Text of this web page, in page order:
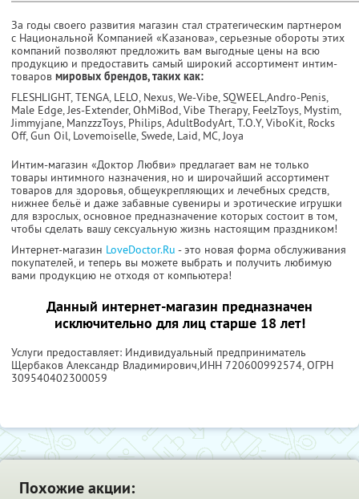
За годы своего развития магазин стал стратегическим партнером
с Национальной Компанией «Казанова», серьезные обороты этих
компаний позволяют предложить вам выгодные цены на всю
продукцию и предоставить самый широкий ассортимент интим-
товаров мировых брендов, таких как:
FLESHLIGHT, TENGA, LELO, Nexus, We-Vibe, SQWEEL,Andro-Penis,
Male Edge, Jes-Extender, OhMiBod, Vibe Therapy, FeelzToys, Mystim,
Jimmyjane, ManzzzToys, Philips, AdultBodyArt, T.O.Y, ViboKit, Rocks
Off, Gun Oil, Lovemoiselle, Swede, Laid, MC, Joya
Интим-магазин «Доктор Любви» предлагает вам не только
товары интимного назначения, но и широчайший ассортимент
товаров для здоровья, общеукрепляющих и лечебных средств,
нижнее бельё и даже забавные сувениры и эротические игрушки
для взрослых, основное предназначение которых состоит в том,
чтобы сделать вашу сексуальную жизнь настоящим праздником!
Интернет-магазин LoveDoctor.Ru - это новая форма обслуживания
покупателей, и теперь вы можете выбрать и получить любимую
вами продукцию не отходя от компьютера!
Данный интернет-магазин предназначен
исключительно для лиц старше 18 лет!
Услуги предоставляет: Индивидуальный предприниматель
Щербаков Александр Владимирович,ИНН 720600992574, ОГРН
309540402300059
Похожие акции: